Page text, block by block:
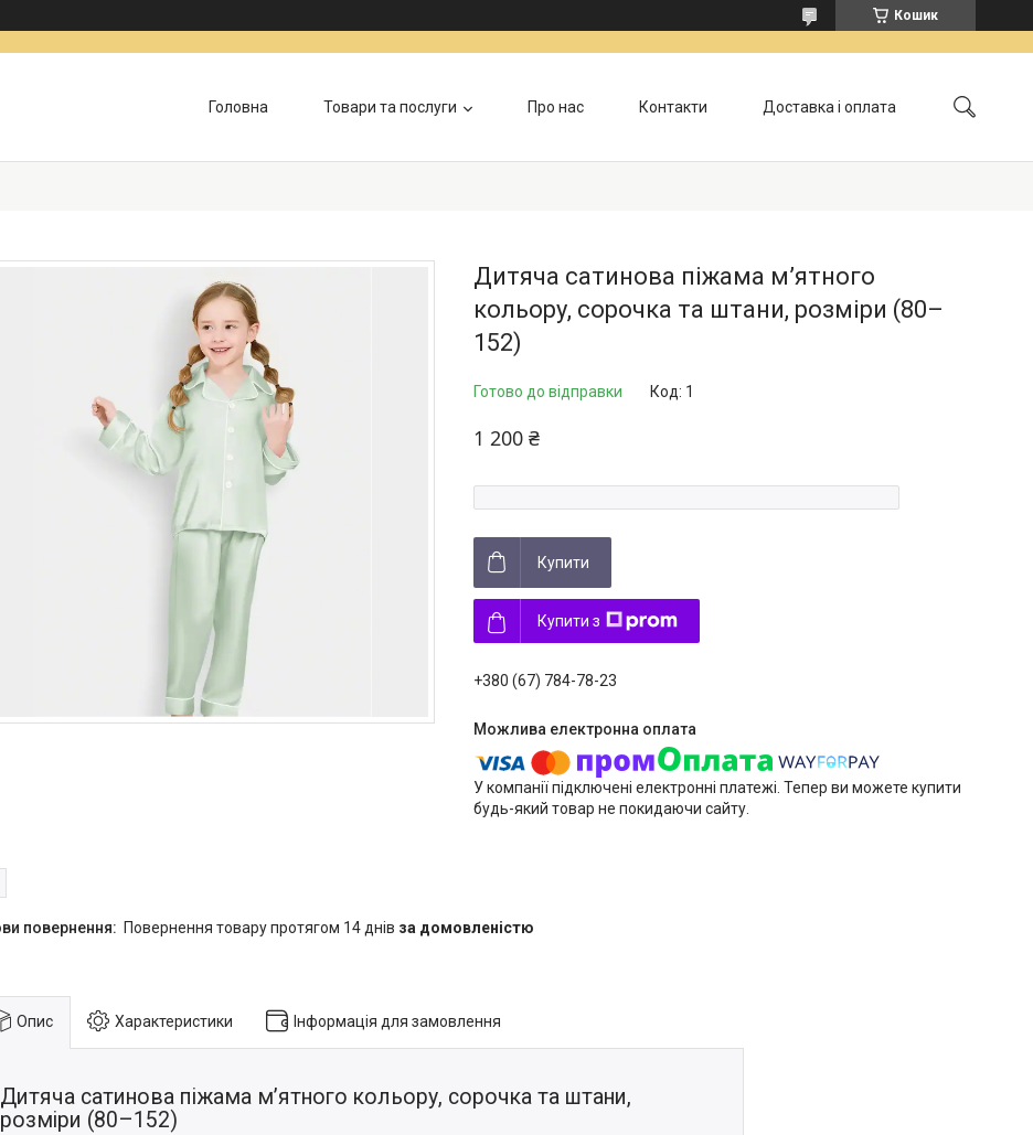
Кошик
Головна Товари та послуги Про нас Контакти Доставка і оплата
Дитяча сатинова піжама м’ятного
кольору, сорочка та штани, розміри (80–
152)
Готово до відправки Код: 1
1 200 ₴
Купити
Купити з
+380 (67) 784-78-23
У компанії підключені електронні платежі. Тепер ви можете купити
будь-який товар не покидаючи сайту.
повернення товару протягом 14 днів за домовленістю
Опис Характеристики Інформація для замовлення
Дитяча сатинова піжама м’ятного кольору, сорочка та штани,
розміри (80–152)